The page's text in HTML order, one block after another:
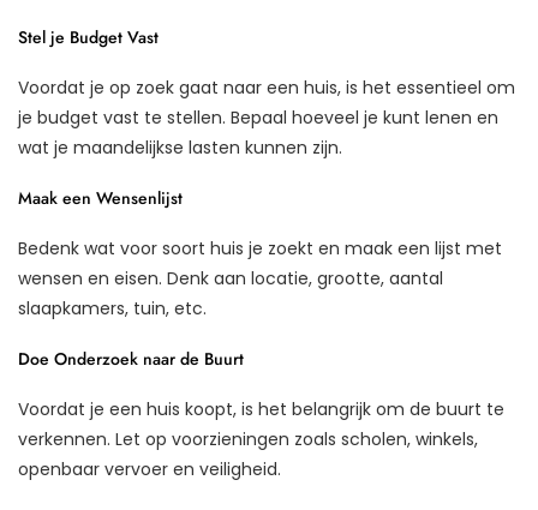
Stel je Budget Vast
Voordat je op zoek gaat naar een huis, is het essentieel om
je budget vast te stellen. Bepaal hoeveel je kunt lenen en
wat je maandelijkse lasten kunnen zijn.
Maak een Wensenlijst
Bedenk wat voor soort huis je zoekt en maak een lijst met
wensen en eisen. Denk aan locatie, grootte, aantal
slaapkamers, tuin, etc.
Doe Onderzoek naar de Buurt
Voordat je een huis koopt, is het belangrijk om de buurt te
verkennen. Let op voorzieningen zoals scholen, winkels,
openbaar vervoer en veiligheid.